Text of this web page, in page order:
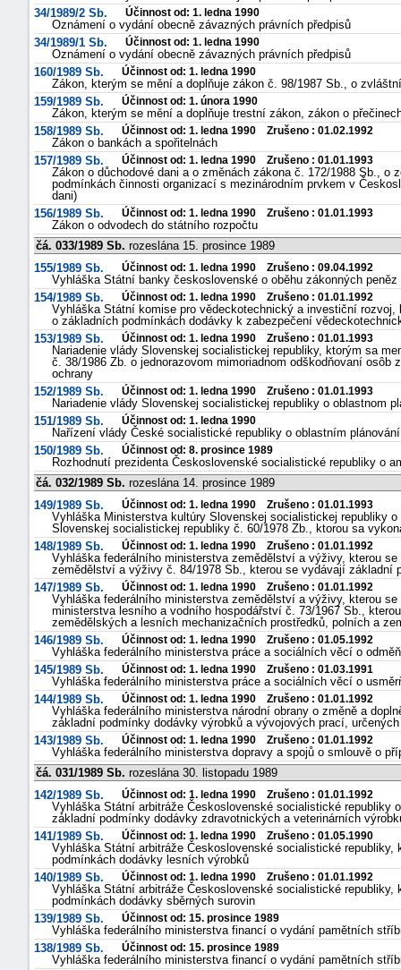
34/1989/2 Sb.
Účinnost od: 1. ledna 1990
Oznámení o vydání obecně závazných právních předpisů
34/1989/1 Sb.
Účinnost od: 1. ledna 1990
Oznámení o vydání obecně závazných právních předpisů
160/1989 Sb.
Účinnost od: 1. ledna 1990
Zákon, kterým se mění a doplňuje zákon č. 98/1987 Sb., o
159/1989 Sb.
Účinnost od: 1. února 1990
Zákon, kterým se mění a doplňuje trestní zákon, zákon o
158/1989 Sb.
Účinnost od: 1. ledna 1990 Zrušeno : 01.02.1992
Zákon o bankách a spořitelnách
157/1989 Sb.
Účinnost od: 1. ledna 1990 Zrušeno : 01.01.1993
Zákon o důchodové dani a o změnách zákona č. 172/1988 Sb., o
podmínkách činnosti organizací s mezinárodním prvkem v
dani)
156/1989 Sb.
Účinnost od: 1. ledna 1990 Zrušeno : 01.01.1993
Zákon o odvodech do státního rozpočtu
čá. 033/1989 Sb. rozeslána 15. prosince 1989
155/1989 Sb.
Účinnost od: 1. ledna 1990 Zrušeno : 09.04.1992
Vyhláška Státní banky československé o oběhu zákonných
154/1989 Sb.
Účinnost od: 1. ledna 1990 Zrušeno : 01.01.1992
Vyhláška Státní komise pro vědeckotechnický a investiční
o základních podmínkách dodávky k zabezpečení
153/1989 Sb.
Účinnost od: 1. ledna 1990 Zrušeno : 01.01.1993
Nariadenie vlády Slovenskej socialistickej republiky, ktorým sa
č. 38/1986 Zb. o jednorazovom mimoriadnom odškodňovaní osôb
ochrany
152/1989 Sb.
Účinnost od: 1. ledna 1990 Zrušeno : 01.01.1993
Nariadenie vlády Slovenskej socialistickej republiky o oblastnom
151/1989 Sb.
Účinnost od: 1. ledna 1990
Nařízení vlády České socialistické republiky o oblastním
150/1989 Sb.
Účinnost od: 8. prosince 1989
Rozhodnutí prezidenta Československé socialistické republiky o
čá. 032/1989 Sb. rozeslána 14. prosince 1989
149/1989 Sb.
Účinnost od: 1. ledna 1990 Zrušeno : 01.01.1993
Vyhláška Ministerstva kultúry Slovenskej socialistickej republiky
Slovenskej socialistickej republiky č. 60/1978 Zb., ktorou sa
148/1989 Sb.
Účinnost od: 1. ledna 1990 Zrušeno : 01.01.1992
Vyhláška federálního ministerstva zemědělství a výživy, kterou
zemědělství a výživy č. 84/1978 Sb., kterou se vydávají základní
147/1989 Sb.
Účinnost od: 1. ledna 1990 Zrušeno : 01.01.1992
Vyhláška federálního ministerstva zemědělství a výživy, kterou
ministerstva lesního a vodního hospodářství č. 73/1967 Sb.,
zemědělských a lesních mechanizačních prostředků, polních a
146/1989 Sb.
Účinnost od: 1. ledna 1990 Zrušeno : 01.05.1992
Vyhláška federálního ministerstva práce a sociálních věcí o
145/1989 Sb.
Účinnost od: 1. ledna 1990 Zrušeno : 01.03.1991
Vyhláška federálního ministerstva práce a sociálních věcí o
144/1989 Sb.
Účinnost od: 1. ledna 1990 Zrušeno : 01.01.1992
Vyhláška federálního ministerstva národní obrany o změně a
základní podmínky dodávky výrobků a vývojových prací,
143/1989 Sb.
Účinnost od: 1. ledna 1990 Zrušeno : 01.01.1992
Vyhláška federálního ministerstva dopravy a spojů o smlouvě o
čá. 031/1989 Sb. rozeslána 30. listopadu 1989
142/1989 Sb.
Účinnost od: 1. ledna 1990 Zrušeno : 01.01.1992
Vyhláška Státní arbitráže Československé socialistické republiky
základní podmínky dodávky zdravotnických a veterinárních
141/1989 Sb.
Účinnost od: 1. ledna 1990 Zrušeno : 01.05.1990
Vyhláška Státní arbitráže Československé socialistické
podmínkách dodávky lesních výrobků
140/1989 Sb.
Účinnost od: 1. ledna 1990 Zrušeno : 01.01.1992
Vyhláška Státní arbitráže Československé socialistické
podmínkách dodávky sběrných surovin
139/1989 Sb.
Účinnost od: 15. prosince 1989
Vyhláška federálního ministerstva financí o vydání pamětních
138/1989 Sb.
Účinnost od: 15. prosince 1989
Vyhláška federálního ministerstva financí o vydání pamětních